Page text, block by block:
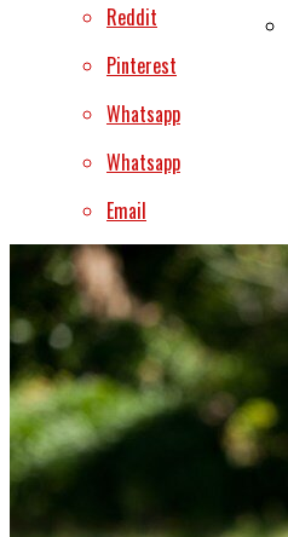
Reddit
Pinterest
Whatsapp
Whatsapp
Email